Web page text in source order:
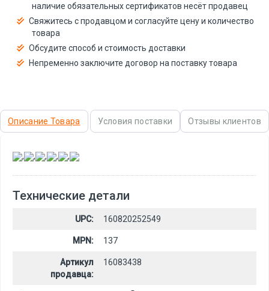
наличие обязательных сертификатов несёт продавец
Свяжитесь с продавцом и согласуйте цену и количество
товара
Обсудите способ и стоимость доставки
Непременно заключите договор на поставку товара
Описание Товара Условия поставки Отзывы клиентов
, , , , ,
Технические детали
UPC: 160820252549
MPN: 137
Артикул
продавца:
16083438